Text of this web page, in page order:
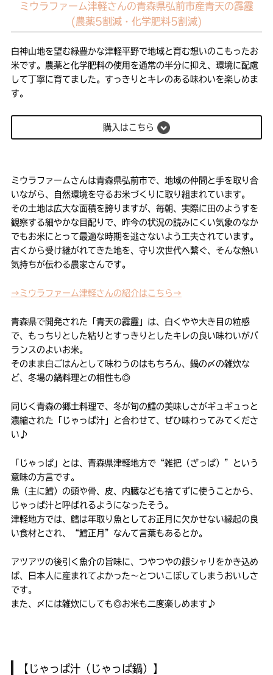
ミウラファーム津軽さんの青森県弘前市産青天の霹靂
(農薬5割減・化学肥料5割減)
白神山地を望む緑豊かな津軽平野で地域と育む想いのこもったお
米です。農薬と化学肥料の使用を通常の半分に抑え、環境に配慮
して丁寧に育てました。すっきりとキレのある味わいを楽しめま
す。
購入はこちら
ミウラファームさんは青森県弘前市で、地域の仲間と手を取り合
いながら、自然環境を守るお米づくりに取り組まれています。
その土地は広大な面積を誇りますが、毎朝、実際に田のようすを
観察する細やかな目配りで、昨今の状況の読みにくい気象のなか
でもお米にとって最適な時期を逃さないよう工夫されています。
古くから受け継がれてきた地を、守り次世代へ繋ぐ、そんな熱い
気持ちが伝わる農家さんです。
→ミウラファーム津軽さんの紹介はこちら→
青森県で開発された「青天の霹靂」は、白くやや大き目の粒感
で、もっちりとした粘りとすっきりとしたキレの良い味わいがバ
ランスのよいお米。
そのまま白ごはんとして味わうのはもちろん、鍋の〆の雑炊な
ど、冬場の鍋料理との相性も◎
同じく青森の郷土料理で、冬が旬の鱈の美味しさがギュギュっと
濃縮された「じゃっぱ汁」と合わせて、ぜひ味わってみてくださ
い♪
「じゃっぱ」とは、青森県津軽地方で“雑把（ざっぱ）”という
意味の方言です。
魚（主に鱈）の頭や骨、皮、内臓なども捨てずに使うことから、
じゃっぱ汁と呼ばれるようになったそう。
津軽地方では、鱈は年取り魚としてお正月に欠かせない縁起の良
い食材とされ、“鱈正月”なんて言葉もあるとか。
アツアツの後引く魚介の旨味に、つやつやの銀シャリをかき込め
ば、日本人に産まれてよかった～とついこぼしてしまうおいしさ
です。
また、〆には雑炊にしても◎お米も二度楽しめます♪
【じゃっぱ汁（じゃっぱ鍋）】